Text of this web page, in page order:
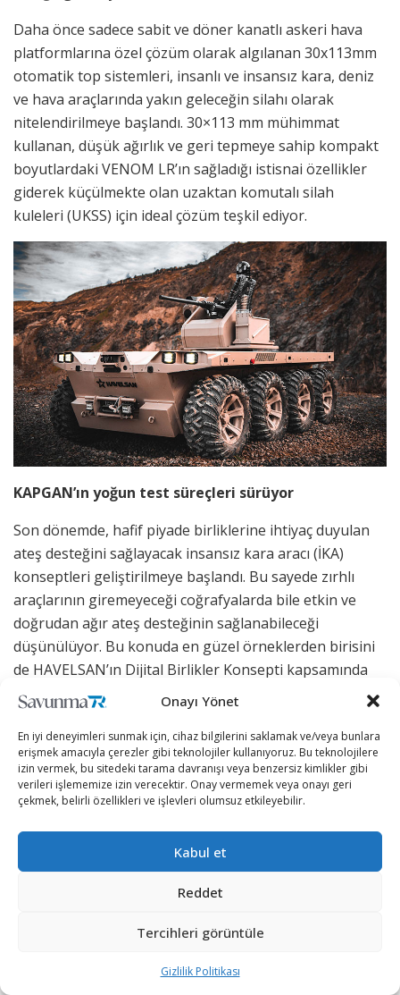
Onayı Yönet
En iyi deneyimleri sunmak için, cihaz bilgilerini saklamak ve/veya bunlara
erişmek amacıyla çerezler gibi teknolojiler kullanıyoruz. Bu teknolojilere
izin vermek, bu sitedeki tarama davranışı veya benzersiz kimlikler gibi
verileri işlememize izin verecektir. Onay vermemek veya onayı geri
çekmek, belirli özellikleri ve işlevleri olumsuz etkileyebilir.
Kabul et
Reddet
Tercihleri görüntüle
Gizlilik Politikası
Daha önce sadece sabit ve döner kanatlı askeri hava
platformlarına özel çözüm olarak algılanan 30x113mm
otomatik top sistemleri, insanlı ve insansız kara, deniz
ve hava araçlarında yakın geleceğin silahı olarak
nitelendirilmeye başlandı. 30×113 mm mühimmat
kullanan, düşük ağırlık ve geri tepmeye sahip kompakt
boyutlardaki VENOM LR’ın sağladığı istisnai özellikler
giderek küçülmekte olan uzaktan komutalı silah
kuleleri (UKSS) için ideal çözüm teşkil ediyor.
KAPGAN’ın yoğun test süreçleri sürüyor
Son dönemde, hafif piyade birliklerine ihtiyaç duyulan
ateş desteğini sağlayacak insansız kara aracı (İKA)
konseptleri geliştirilmeye başlandı. Bu sayede zırhlı
araçlarının giremeyeceği coğrafyalarda bile etkin ve
doğrudan ağır ateş desteğinin sağlanabileceği
düşünülüyor. Bu konuda en güzel örneklerden birisini
de HAVELSAN’ın Dijital Birlikler Konsepti kapsamında
geliştirdiği İKA ailesinin yeni üyesi KAPGAN oluşturuyor.
SYS grup şirketlerinden biri olan UNIROBOTICS’in
TRAKON 30 UKSS’si ile donatılan KAPGAN, şimdiden
modern orduların gözdesi olmaya başladı.
Türkiye Cumhuriyeti Cumhurbaşkanlığı himayelerinde,
Millî Savunma Bakanlığı ev sahipliğinde, Türk Silahlı
Kuvvetlerini Güçlendirme Vakfı yönetim ve
sorumluluğunda düzenlenen IDEF’23 için geri sayım
tarihleri arasında İstanbul’daki Tüyap Fuar ve Kongre